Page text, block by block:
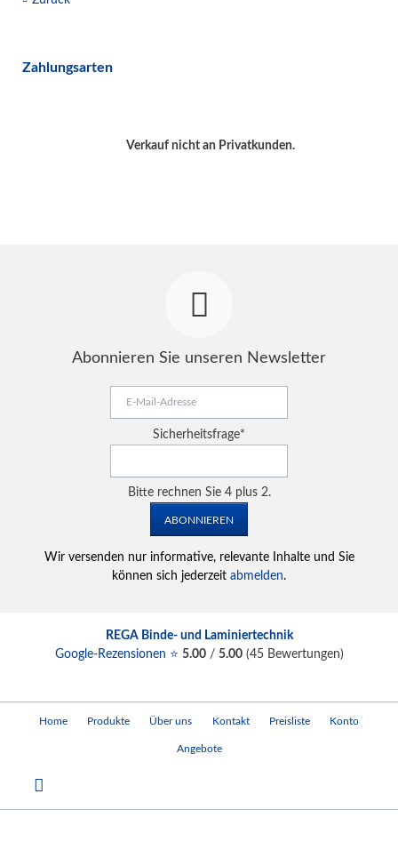
Zahlungsarten
Verkauf nicht an Privatkunden.
Abonnieren Sie unseren Newsletter
Adresse
Pflichtfeld
Sicherheitsfrage*
Bitte rechnen Sie 4 plus 2.
ABONNIEREN
Wir versenden nur informative, relevante Inhalte und Sie
können sich jederzeit abmelden.
Home Produkte Über uns Kontakt Preisliste Konto
Angebote
REGA Binde- und Laminiertechnik
Google-Rezensionen ⭐ 5.00/ 5.00(45Bewertungen)